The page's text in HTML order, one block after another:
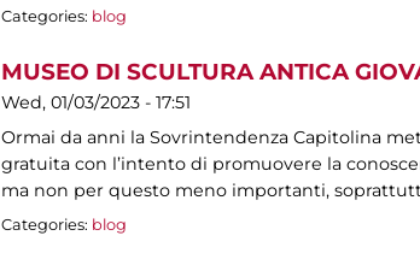
Categories: blog
MUSEO DI SCULTURA ANTICA
Wed, 01/03/2023 - 17:51
Ormai da anni la Sovrintendenza Capitolina
gratuita con l’intento di promuovere la
ma non per questo meno importanti,
Categories: blog